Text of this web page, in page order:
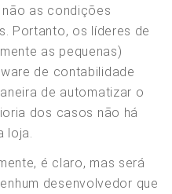
as condições
Portanto, os líderes de
as pequenas)
de contabilidade
de automatizar o
dos casos não há
loja.
é claro, mas será
desenvolvedor que